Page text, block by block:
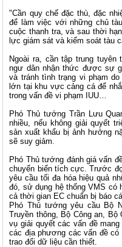
"Cần quy chế đặc thù, đặc
để làm việc với những chủ
cuộc thanh tra, và sau thời
lực giám sát và kiểm soát tàu
Ngoài ra, cần tập trung
ngư dân nhận thức được sự
và tránh tình trạng vi phạm
lớn tại khu vực cảng cá để
trong vấn đề vi phạm IUU…
Phó Thủ tướng Trần Lưu
nhiều, nếu không giải quyết
sản xuất khẩu bị ảnh hưởng
sẽ suy giảm.
Phó Thủ tướng đánh giá vấn
chuyển biến tích cực. Trước
yêu cầu tối đa hóa hiệu quả
đó, sử dụng hệ thống VMS có
cả thời gian EC chuẩn bị báo
Phó Thủ tướng yêu cầu Bộ
Truyền thông, Bộ Công an,
vụ giải quyết các vấn đề
các địa phương các vấn đề
trao đổi dữ liệu cần thiết.